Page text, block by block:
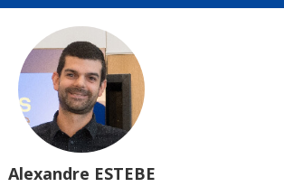
Alexandre ESTEBE